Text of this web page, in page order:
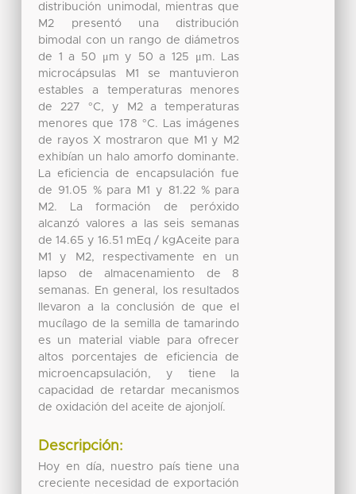
distribución unimodal, mientras que
M2 presentó una distribución
bimodal con un rango de diámetros
de 1 a 50 μm y 50 a 125 μm. Las
microcápsulas M1 se mantuvieron
estables a temperaturas menores
de 227 °C, y M2 a temperaturas
menores que 178 °C. Las imágenes
de rayos X mostraron que M1 y M2
exhibían un halo amorfo dominante.
La eficiencia de encapsulación fue
de 91.05 % para M1 y 81.22 % para
M2. La formación de peróxido
alcanzó valores a las seis semanas
de 14.65 y 16.51 mEq / kgAceite para
M1 y M2, respectivamente en un
lapso de almacenamiento de 8
semanas. En general, los resultados
llevaron a la conclusión de que el
mucílago de la semilla de tamarindo
es un material viable para ofrecer
altos porcentajes de eficiencia de
microencapsulación, y tiene la
capacidad de retardar mecanismos
de oxidación del aceite de ajonjolí.
Descripción:
Hoy en día, nuestro país tiene una
creciente necesidad de exportación